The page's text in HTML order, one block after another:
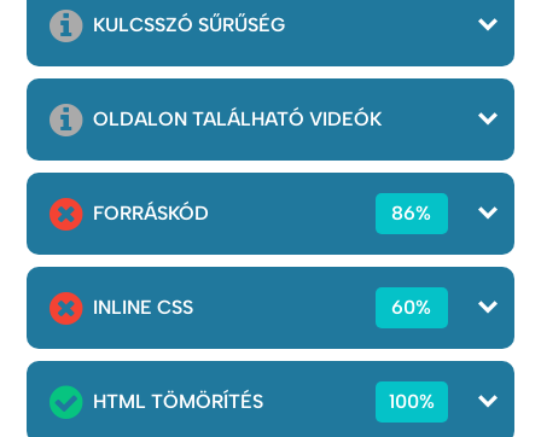
KULCSSZÓ SŰRŰSÉG
OLDALON TALÁLHATÓ VIDEÓK
FORRÁSKÓD 86%
INLINE CSS 60%
HTML TÖMÖRÍTÉS 100%